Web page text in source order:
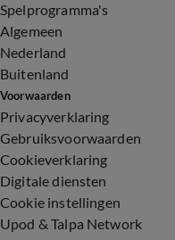
Spelprogramma's
Algemeen
Nederland
Buitenland
Voorwaarden
Privacyverklaring
Gebruiksvoorwaarden
Cookieverklaring
Digitale diensten
Cookie instellingen
Upod & Talpa Network